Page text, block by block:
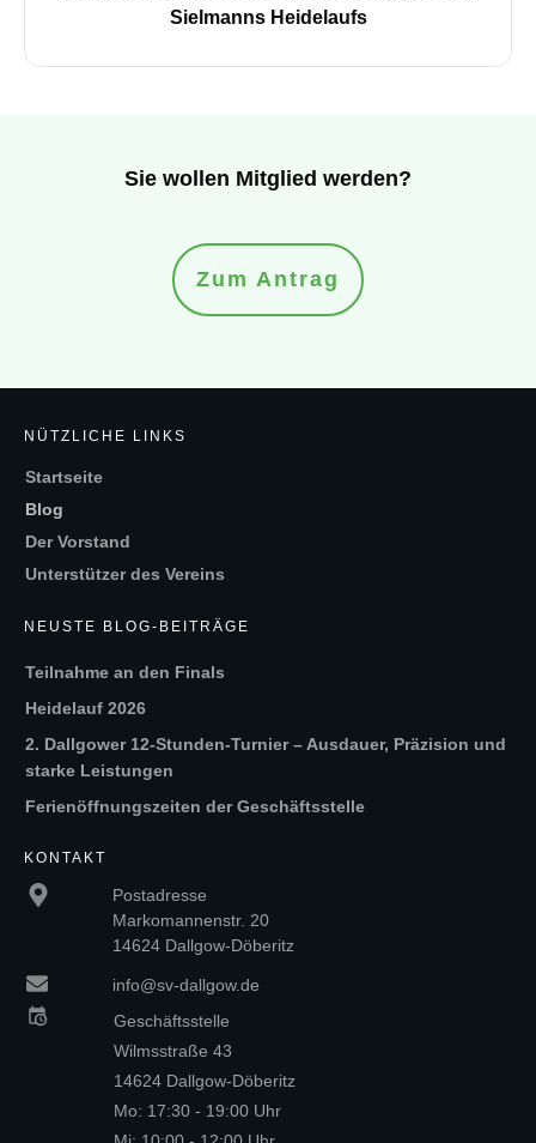
Sielmanns Heidelaufs
Sie wollen Mitglied werden?
Zum Antrag
NÜTZLICHE LINKS
Startseite
Blog
Der Vorstand
Unterstützer des Vereins
NEUSTE BLOG-BEITRÄGE
Teilnahme an den Finals
Heidelauf 2026
2. Dallgower 12-Stunden-Turnier – Ausdauer, Präzision und
starke Leistungen
Ferienöffnungszeiten der Geschäftsstelle
KONTAKT
Postadresse
Markomannenstr. 20
14624 Dallgow-Döberitz
info@sv-dallgow.de
Geschäftsstelle
Wilmsstraße 43
14624 Dallgow-Döberitz
Mo: 17:30 - 19:00 Uhr